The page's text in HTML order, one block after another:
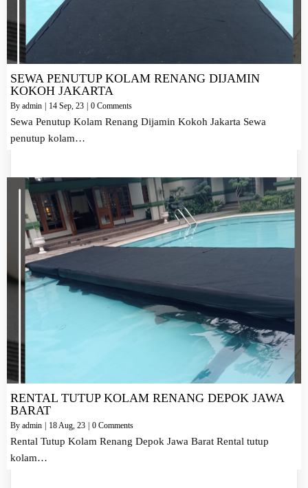
SEWA PENUTUP KOLAM RENANG DIJAMIN
KOKOH JAKARTA
By admin 14 Sep, 23 0 Comments
Sewa Penutup Kolam Renang Dijamin Kokoh Jakarta Sewa
penutup kolam…
RENTAL TUTUP KOLAM RENANG DEPOK JAWA
BARAT
By admin | 18 Aug, 23 | 0 Comments
Rental Tutup Kolam Renang Depok Jawa Barat Rental tutup
kolam…